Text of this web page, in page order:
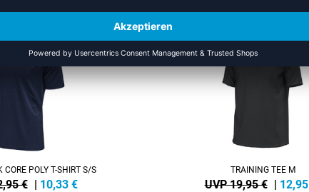
CORE POLY T-SHIRT S/S
€ | 10,33 €
SALE
-35%
TRAINING TEE M
UVP 19,95 € | 12,95